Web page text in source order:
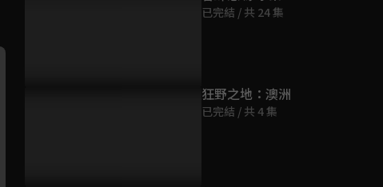
已完結 / 共 24 集
狂野之地：澳洲
已完結 / 共 4 集